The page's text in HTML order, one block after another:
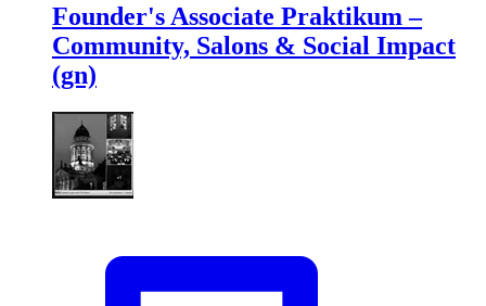
Founder's Associate Praktikum –
Community, Salons & Social Impact
(gn)